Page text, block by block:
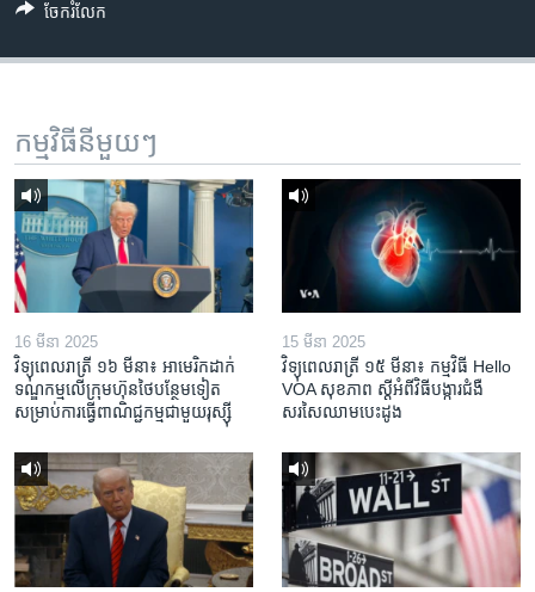
ចែករំលែក
កម្មវិធី​នីមួយៗ
16 មីនា 2025
វិទ្យុពេលរាត្រី ១៦ មីនា៖ អាមេរិក​ដាក់​
ទណ្ឌកម្ម​លើ​ក្រុមហ៊ុន​ថៃ​បន្ថែម​ទៀត​
សម្រាប់​ការ​ធ្វើ​ពាណិជ្ជកម្ម​ជាមួយ​រុស្ស៊ី
15 មីនា 2025
វិទ្យុពេលរាត្រី ១៥ មីនា៖ កម្មវិធី ​Hello
VOA សុខភាព ស្ដី​អំពី​វិធី​បង្ការ​ជំងឺ​
សរសៃ​ឈាម​បេះដូង